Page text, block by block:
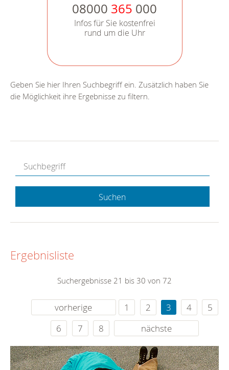
08000 365 000
Infos für Sie kostenfrei
rund um die Uhr
Geben Sie hier Ihren Suchbegriff ein. Zusätzlich haben Sie
die Möglichkeit ihre Ergebnisse zu filtern.
Suchen
Ergebnisliste
Suchergebnisse 21 bis 30 von 72
vorherige 1 2 3 4
5
6
7 8 nächste